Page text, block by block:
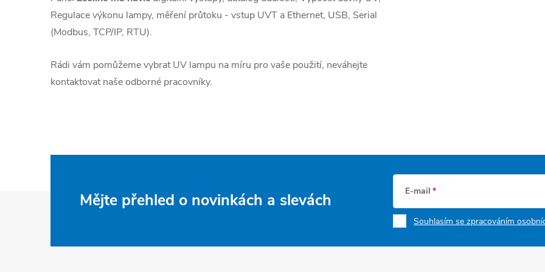
Regulace výkonu lampy, měření průtoku - vstup UVT a Ethernet, USB, Serial
(Modbus, TCP/IP, RTU).
Rádi vám pomůžeme vybrat UV lampu na míru pro vaše použití, neváhejte
kontaktovat naše odborné pracovníky.
Mějte přehled o novinkách a slevách E-mail
Souhlasím se zpracováním